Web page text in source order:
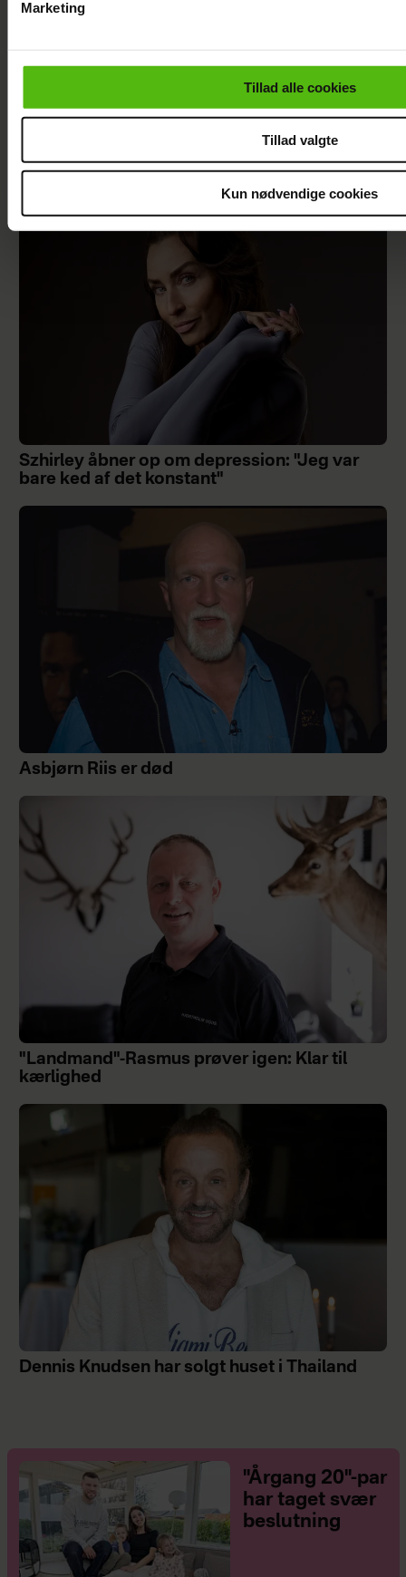
cookiepolitik.
Marketing
Tillad alle cookies
Tillad valgte
Kun nødvendige cookies
kendte deltagere i
“Robinson”: Her er
hendes kendte
mand
Szhirley åbner op om depression: "Jeg var
bare ked af det konstant"
Asbjørn Riis er død
"Landmand"-Rasmus prøver igen: Klar til
kærlighed
Dennis Knudsen har solgt huset i Thailand
"Årgang 20"-par
har taget svær
beslutning